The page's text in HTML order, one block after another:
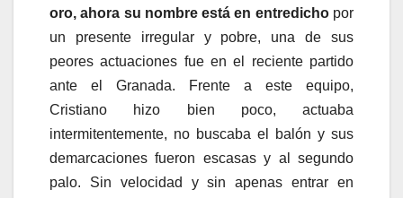
oro, ahora su nombre está en entredicho por
un presente irregular y pobre, una de sus
peores actuaciones fue en el reciente partido
ante el Granada. Frente a este equipo,
Cristiano hizo bien poco, actuaba
intermitentemente, no buscaba el balón y sus
demarcaciones fueron escasas y al segundo
palo. Sin velocidad y sin apenas entrar en